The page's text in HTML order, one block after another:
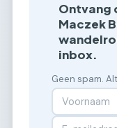
Ontvang
Maczek
inbox.
Geen spam.